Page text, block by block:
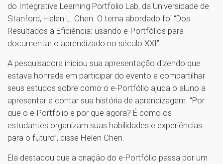
do Integrative Learning Portfolio Lab, da Universidade de
Stanford, Helen L. Chen. O tema abordado foi “Dos
Resultados à Eficiência: usando e-Portfólios para
documentar o aprendizado no século XXI”.
A pesquisadora iniciou sua apresentação dizendo que
estava honrada em participar do evento e compartilhar
seus estudos sobre como o e-Portfólio ajuda o aluno a
apresentar e contar sua história de aprendizagem. “Por
que o e-Portfólio e por que agora? É como os
estudantes organizam suas habilidades e experiências
para o futuro”, disse Helen Chen.
Ela destacou que a criação do e-Portfólio passa por um